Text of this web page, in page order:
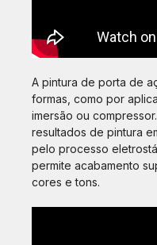
A pintura de porta de
formas, como por
imersão ou
resultados de pintura
pelo processo
permite acabamento
cores e tons.